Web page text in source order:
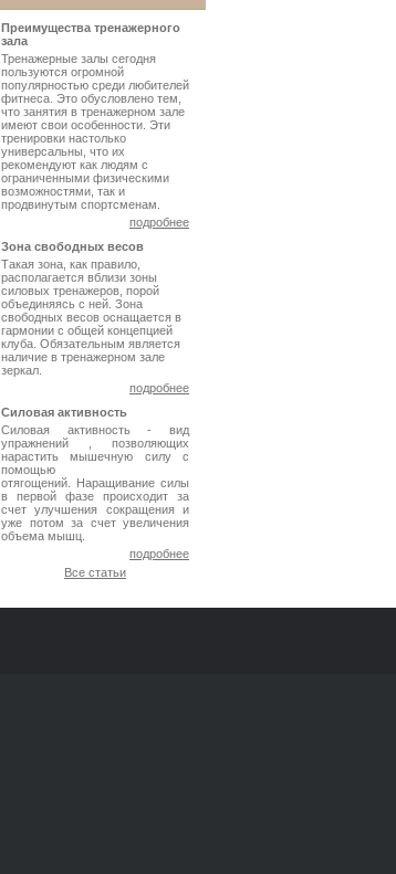
Преимущества тренажерного
зала
Тренажерные залы сегодня
пользуются огромной
популярностью среди любителей
фитнеса. Это обусловлено тем,
что занятия в тренажерном зале
имеют свои особенности. Эти
тренировки настолько
универсальны, что их
рекомендуют как людям с
ограниченными физическими
возможностями, так и
продвинутым спортсменам.
подробнее
Зона свободных весов
Такая зона, как правило,
располагается вблизи зоны
силовых тренажеров, порой
объединяясь с ней. Зона
свободных весов оснащается в
гармонии с общей концепцией
клуба. Обязательным является
наличие в тренажерном зале
зеркал.
подробнее
Силовая активность
Силовая активность - вид
упражнений , позволяющих
нарастить мышечную силу с
помощью
отягощений. Наращивание силы
в первой фазе происходит за
счет улучшения сокращения и
уже потом за счет увеличения
объема мышц.
подробнее
Все статьи